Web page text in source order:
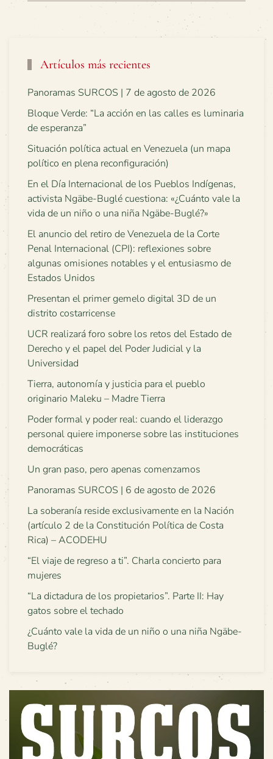
Artículos más recientes
Panoramas SURCOS | 7 de agosto de 2026
Bloque Verde: “La acción en las calles es luminaria
de esperanza”
Situación política actual en Venezuela (un mapa
político en plena reconfiguración)
En el Día Internacional de los Pueblos Indígenas,
activista Ngäbe-Buglé cuestiona: «¿Cuánto vale la
vida de un niño o una niña Ngäbe-Buglé?»
El anuncio del retiro de Venezuela de la Corte
Penal Internacional (CPI): reflexiones sobre
algunas omisiones notables y el entusiasmo de
Estados Unidos
Presentan el primer gemelo digital 3D de un
distrito costarricense
UCR realizará foro sobre los retos del Estado de
Derecho y el papel del Poder Judicial y la
Universidad
Tierra, autonomía y justicia para el pueblo
originario Maleku – Madre Tierra
Poder formal y poder real: cuando el liderazgo
personal quiere imponerse sobre las instituciones
democráticas
Un gran paso, pero apenas comenzamos
Panoramas SURCOS | 6 de agosto de 2026
La soberanía reside exclusivamente en la Nación
(artículo 2 de la Constitución Política de Costa
Rica) – ACODEHU
“El viaje de regreso a ti”. Charla concierto para
mujeres
“La dictadura de los propietarios”. Parte II: Hay
gatos sobre el techado
¿Cuánto vale la vida de un niño o una niña Ngäbe-
Buglé?